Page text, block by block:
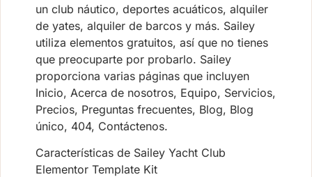
un club náutico, deportes acuáticos, alquiler
de yates, alquiler de barcos y más. Sailey
utiliza elementos gratuitos, así que no tienes
que preocuparte por probarlo. Sailey
proporciona varias páginas que incluyen
Inicio, Acerca de nosotros, Equipo, Servicios,
Precios, Preguntas frecuentes, Blog, Blog
único, 404, Contáctenos.
Características de Sailey Yacht Club
Elementor Template Kit